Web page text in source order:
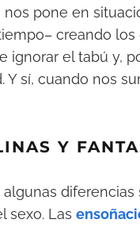
pone en
creando
ignorar el tabú y,
Y sí, cuando nos
Y
sexo. Las